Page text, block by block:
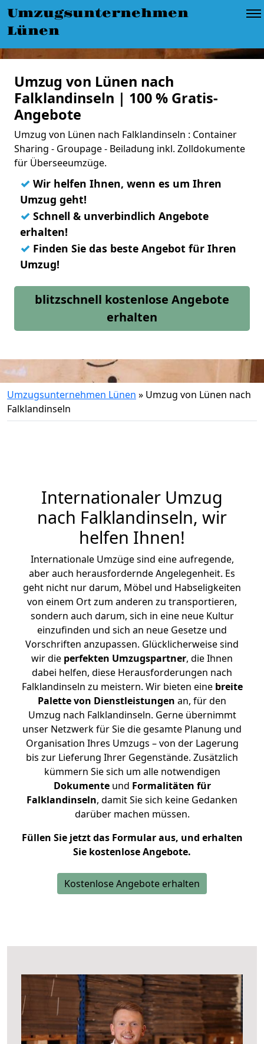
Umzugsunternehmen
Lünen
Umzug von Lünen nach
Falklandinseln | 100 % Gratis-
Angebote
Umzug von Lünen nach Falklandinseln : Container
Sharing - Groupage - Beiladung inkl. Zolldokumente
für Überseeumzüge.
✓ Wir helfen Ihnen, wenn es um Ihren
Umzug geht!
✓ Schnell & unverbindlich Angebote
erhalten!
✓ Finden Sie das beste Angebot für Ihren
Umzug!
blitzschnell kostenlose Angebote
erhalten
Umzugsunternehmen Lünen » Umzug von Lünen nach
Falklandinseln
Internationaler Umzug
nach Falklandinseln, wir
helfen Ihnen!
Internationale Umzüge sind eine aufregende,
aber auch herausfordernde Angelegenheit. Es
geht nicht nur darum, Möbel und Habseligkeiten
von einem Ort zum anderen zu transportieren,
sondern auch darum, sich in eine neue Kultur
einzufinden und sich an neue Gesetze und
Vorschriften anzupassen. Glücklicherweise sind
wir die perfekten Umzugspartner, die Ihnen
dabei helfen, diese Herausforderungen nach
Falklandinseln zu meistern. Wir bieten eine breite
Palette von Dienstleistungen an, für den
Umzug nach Falklandinseln. Gerne übernimmt
unser Netzwerk für Sie die gesamte Planung und
Organisation Ihres Umzugs – von der Lagerung
bis zur Lieferung Ihrer Gegenstände. Zusätzlich
kümmern Sie sich um alle notwendigen
Dokumenteund Formalitäten für
Falklandinseln, damit Sie sich keine Gedanken
darüber machen müssen.
Füllen Sie jetzt das Formular aus, und erhalten
Sie kostenlose Angebote.
Kostenlose Angebote erhalten